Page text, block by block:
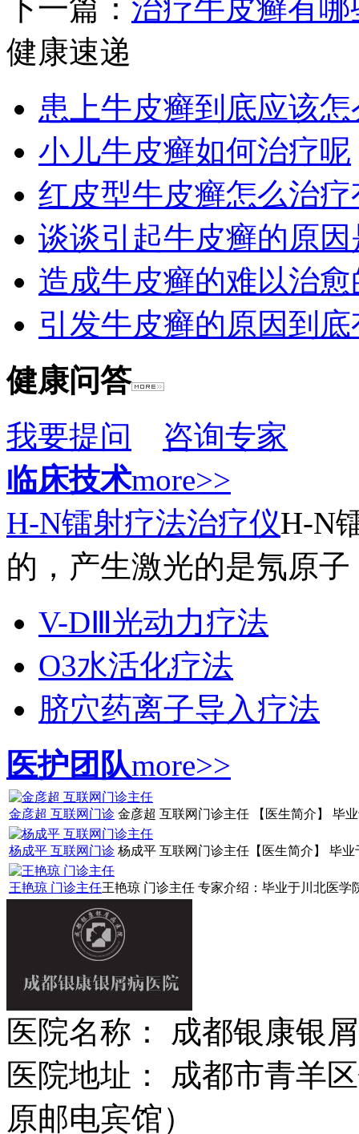
下一篇： 治疗牛皮癣有
健康速递
患上牛皮癣到底应该
小儿牛皮癣如何治疗呢
红皮型牛皮癣怎么治
谈谈引起牛皮癣的原
造成牛皮癣的难以治
引发牛皮癣的原因到
健康问答
我要提问
咨询专家
临床技术more>>
H-N镭射疗法治疗仪H-N
的，产生激光的是氖原子
V-DⅢ光动力疗法
O3水活化疗法
脐穴药离子导入疗法
医护团队more>>
金彦超 互联网门诊 金彦超 互联网门诊主任 【医生简介】 毕
杨成平 互联网门诊 杨成平 互联网门诊主任【医生简介】 毕
王艳琼 门诊主任王艳琼 门诊主任 专家介绍：毕业于川北医学
医院名称： 成都银康银
医院地址： 成都市青羊
原邮电宾馆）